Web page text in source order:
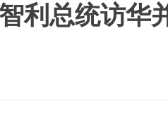
利总统访华